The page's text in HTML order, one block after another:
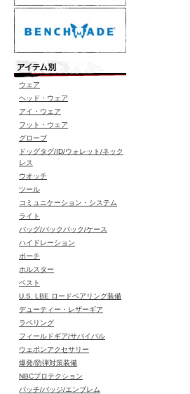
ウェア
ヘッド・ウェア
アイ・ウェア
フット・ウェア
グローブ
ドッグタグ/ID/ウォレット/ネック
レス
ウオッチ
ツール
コミュニケーション・システム
ライト
バッグ/バックパック/ケース
ハイドレーション
ポーチ
ホルスター
ベスト
U.S. LBE ロードベアリング装備
デューティー・レザーギア
ラペリング
フィールドギア/サバイバル
ウェポンアクセサリー
爆発/防弾対策装備
NBCプロテクション
パッチ/バッジ/エンブレム